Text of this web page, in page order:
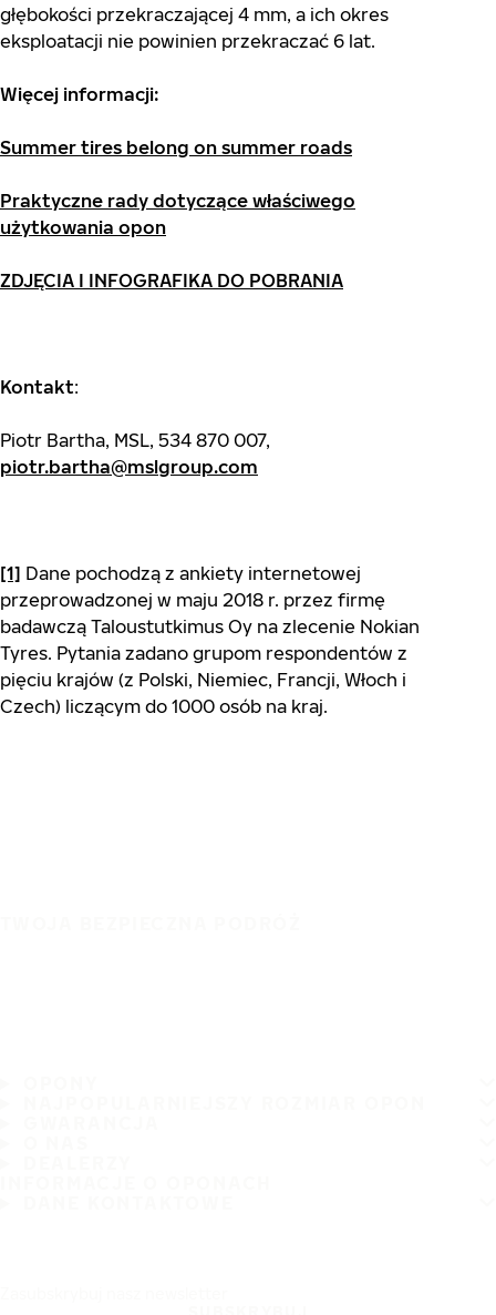
głębokości przekraczającej 4 mm, a ich okres
eksploatacji nie powinien przekraczać 6 lat.
Więcej informacji:
Summer tires belong on summer roads
Praktyczne rady dotyczące właściwego
użytkowania opon
ZDJĘCIA I INFOGRAFIKA DO POBRANIA
Kontakt:
Piotr Bartha, MSL, 534 870 007,
piotr.bartha@mslgroup.com
[1] Dane pochodzą z ankiety internetowej
przeprowadzonej w maju 2018 r. przez firmę
badawczą Taloustutkimus Oy na zlecenie Nokian
Tyres. Pytania zadano grupom respondentów z
pięciu krajów (z Polski, Niemiec, Francji, Włoch i
Czech) liczącym do 1000 osób na kraj.